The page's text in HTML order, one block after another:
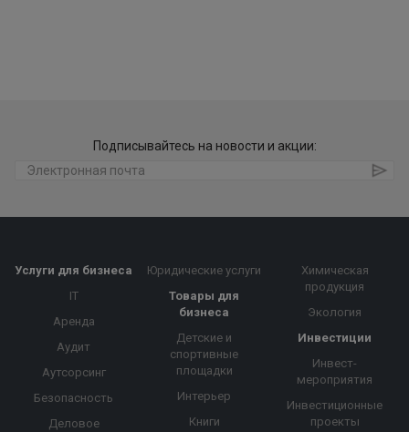
Подписывайтесь на новости и акции:
Услуги для бизнеса
IT
Аренда
Аудит
Аутсорсинг
Безопасность
Деловое
Юридические услуги
Товары для
бизнеса
Детские и
спортивные
площадки
Интерьер
Книги
Химическая
продукция
Экология
Инвестиции
Инвест-
мероприятия
Инвестиционные
проекты